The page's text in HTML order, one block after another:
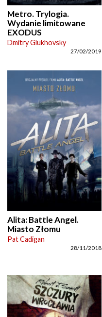
Metro. Trylogia.
Wydanie limitowane
EXODUS
Dmitry Glukhovsky
27/02/2019
Alita: Battle Angel.
Miasto Złomu
Pat Cadigan
28/11/2018